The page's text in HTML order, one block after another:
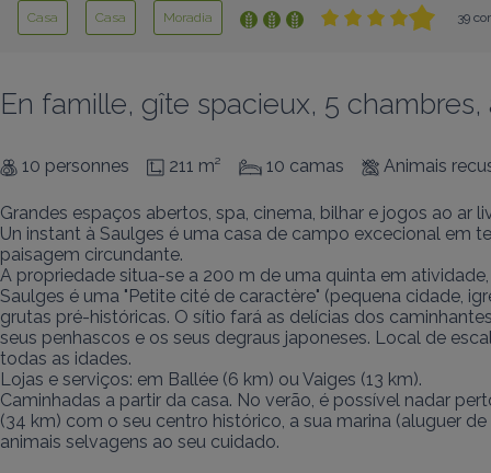
Casa Casa Moradia 39
En famille, gîte spacieux, 5
10 personnes 211 m² 10 camas Animais
Grandes espaços abertos, spa, cinema, bilhar e jogos ao ar
Un instant à Saulges é uma casa de campo excecional em
paisagem circundante.
A propriedade situa-se a 200 m de uma quinta em
Saulges é uma "Petite cité de caractère" (pequena cidade,
grutas pré-históricas. O sítio fará as delícias dos
seus penhascos e os seus degraus japoneses. Local de
todas as idades.
Lojas e serviços: em Ballée (6 km) ou Vaiges (13 km).
Caminhadas a partir da casa. No verão, é possível nadar
(34 km) com o seu centro histórico, a sua marina (aluguer
animais selvagens ao seu cuidado.